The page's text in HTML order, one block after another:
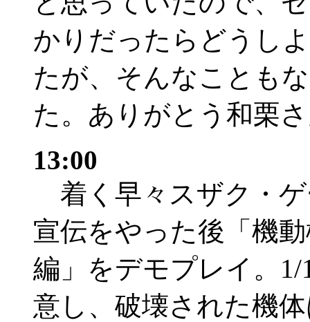
かりだったらどうし
たが、そんなことも
た。ありがとう和栗
13:00
着く早々スザク・
宣伝をやった後「機
編」をデモプレイ。
意し、破壊された機